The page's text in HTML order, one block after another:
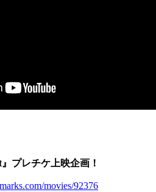
プレチケ上映企画！
movies/92376